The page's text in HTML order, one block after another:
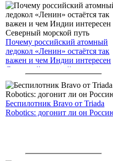
Почему российский атомный
ледокол «Ленин» остаётся так
важен и чем Индии интересен
Северный морской путь
Беспилотник Bravo от Triada
Robotics: догонит ли он